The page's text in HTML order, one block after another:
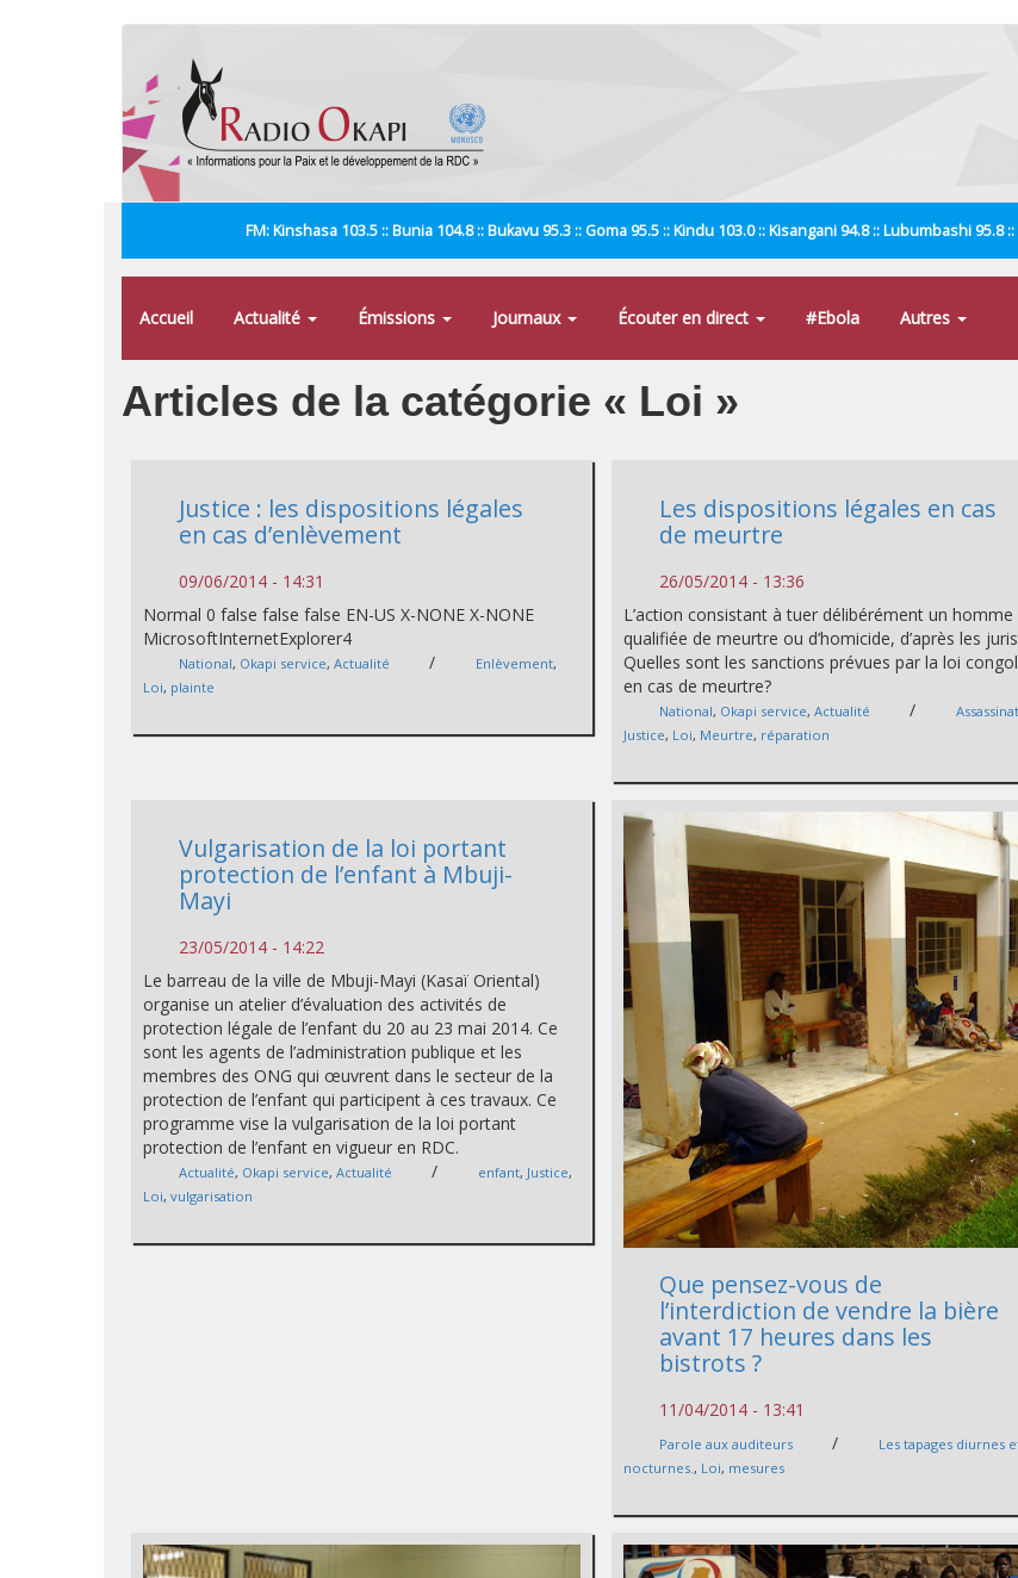
FM: Kinshasa 103.5 :: Bunia 104.8 :: Bukavu 95.3 :: Goma 95.5 :: Kindu 103.0 :: Kisangani 94.8 :: Lubumbashi 95.8
Accueil Actualité Émissions Journaux Écouter en direct #Ebola Autres
Articles de la catégorie « Loi »
Justice : les dispositions légales
en cas d’enlèvement
09/06/2014 - 14:31
Normal 0 false false false EN-US X-NONE X-NONE
MicrosoftInternetExplorer4
National, Okapi service,Actualité / Enlèvement,
Loi, plainte
Les dispositions légales en cas
de meurtre
26/05/2014 - 13:36
L’action consistant à tuer délibérément un homme
qualifiée de meurtre ou d’homicide, d’après les
Quelles sont les sanctions prévues par la loi
en cas de meurtre?
National, Okapi service,Actualité /
Justice, Loi, Meurtre, réparation
Vulgarisation de la loi portant
protection de l’enfant à Mbuji-
Mayi
23/05/2014 - 14:22
Le barreau de la ville de Mbuji-Mayi (Kasaï Oriental)
organise un atelier d’évaluation des activités de
protection légale de l’enfant du 20 au 23 mai 2014. Ce
sont les agents de l’administration publique et les
membres des ONG qui œuvrent dans le secteur de la
protection de l’enfant qui participent à ces travaux. Ce
programme vise la vulgarisation de la loi portant
protection de l’enfant en vigueur en RDC.
Actualité, Okapi service,Actualité / enfant, Justice,
Loi,vulgarisation
Que pensez-vous de
l’interdiction de vendre la bière
avant 17 heures dans les
bistrots ?
11/04/2014 - 13:41
Parole aux auditeurs /
Les tapages diurnes
nocturnes., Loi, mesures